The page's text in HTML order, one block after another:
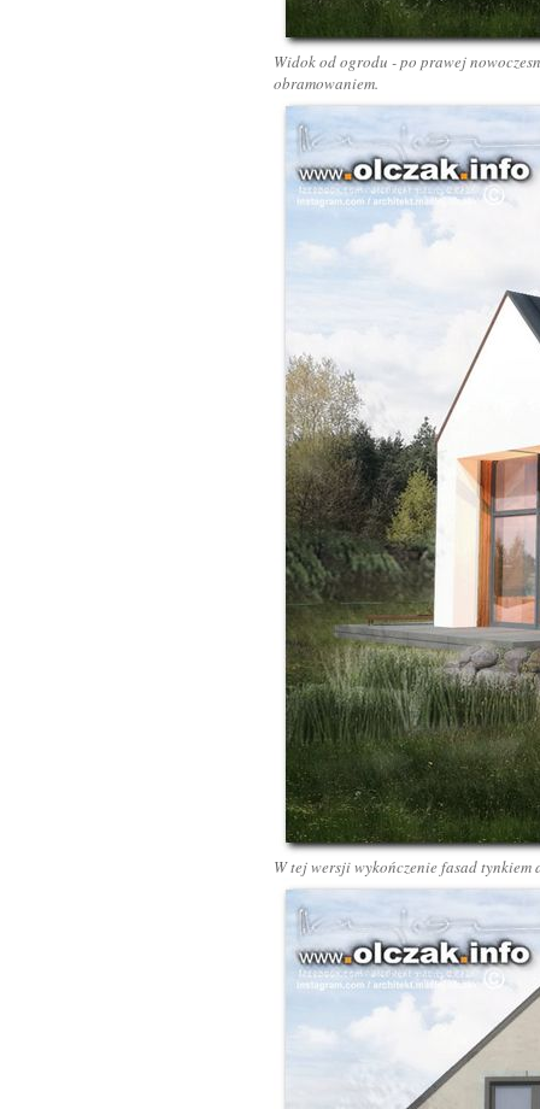
Widok od ogrodu - po prawej
obramowaniem.
W tej wersji wykończenie fasad